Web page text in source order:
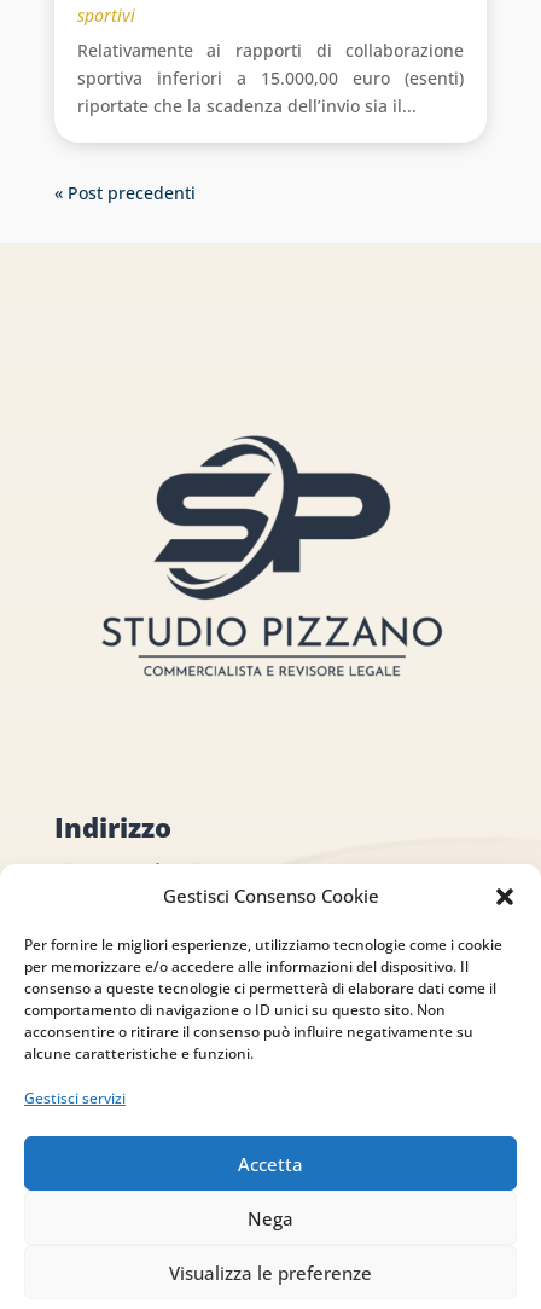
Gestisci Consenso Cookie
Per fornire le migliori esperienze, utilizziamo tecnologie come i cookie
per memorizzare e/o accedere alle informazioni del dispositivo. Il
consenso a queste tecnologie ci permetterà di elaborare dati come il
comportamento di navigazione o ID unici su questo sito. Non
acconsentire o ritirare il consenso può influire negativamente su
alcune caratteristiche e funzioni.
Gestisci servizi
Accetta
Nega
Visualizza le preferenze
sportivi
Relativamente ai rapporti di collaborazione
sportiva inferiori a 15.000,00 euro (esenti)
riportate che la scadenza dell’invio sia il...
« Post precedenti
Indirizzo
via Sant’Alessio, 5
83030 Venticano (AV)
Email
info@studiopizzano.it
P.IVA
IT02754810642
ISCRIVITI ALLA
NEWSLETTER
Per restare sempre aggiornato su tutte le